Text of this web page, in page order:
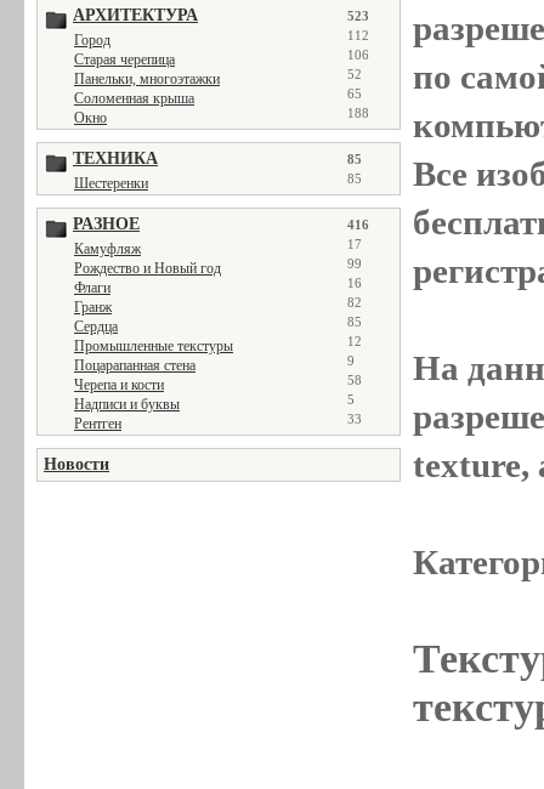
АРХИТЕКТУРА 523
Город 112
Старая черепица 106
Панельки, многоэтажки 52
Соломенная крыша 65
Окно 188
ТЕХНИКА 85
Шестеренки 85
РАЗНОЕ 416
Камуфляж 17
Рождество и Новый год 99
Флаги 16
Гранж 82
Сердца 85
Промышленные текстуры 12
Поцарапанная стена 9
Черепа и кости 58
Надписи и буквы 5
Рентген 33
Новости
по
Все
На
texture,